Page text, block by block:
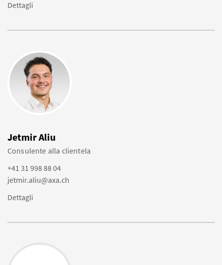
Dettagli
Jetmir Aliu
Consulente alla clientela
+41 31 998 88 04
jetmir.aliu@axa.ch
Dettagli